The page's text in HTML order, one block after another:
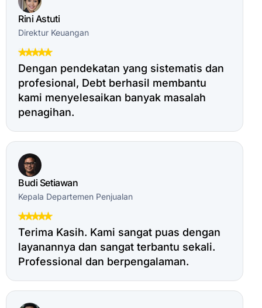
Rini Astuti
Direktur Keuangan
Dengan pendekatan yang sistematis dan
profesional, Debt berhasil membantu
kami menyelesaikan banyak masalah
penagihan.
Budi Setiawan
Kepala Departemen Penjualan
Terima Kasih. Kami sangat puas dengan
layanannya dan sangat terbantu sekali.
Professional dan berpengalaman.